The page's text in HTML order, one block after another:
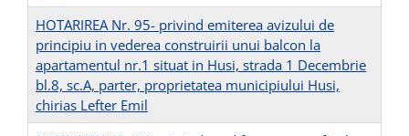
HOTARIREA Nr. 95- privind emiterea avizului de
principiu in vederea construirii unui balcon la
apartamentul nr.1 situat in Husi, strada 1 Decembrie
bl.8, sc.A, parter, proprietatea municipiului Husi,
chirias Lefter Emil